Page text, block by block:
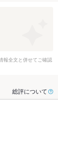
報全文と併せてご確認
総評について